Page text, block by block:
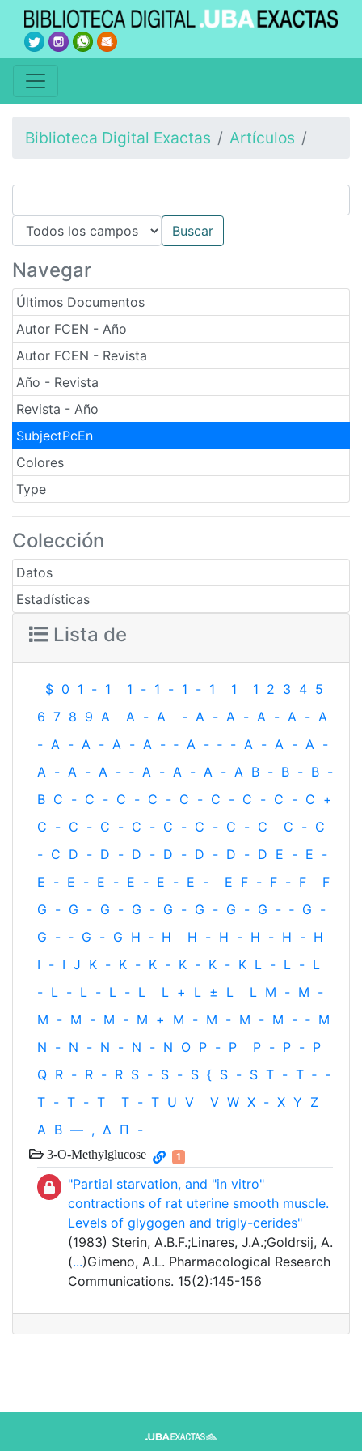
Biblioteca Digital Exactas Artículos
Navegar
Últimos Documentos
Autor FCEN - Año
Autor FCEN - Revista
Año - Revista
Revista - Año
SubjectPcEn
Colores
Type
Colección
Datos
Estadísticas
Lista de
$ 0 1 - 1 1 - 1 - 1 - 1 1 1 2 3 4 5
6 7 8 9 A A - A - A - A - A - A - A
- A - A - A - A - ‐ A - ‐ - A - A - A -
A - A - A - ‐ A - A - A - A B - B - B -
B C - C - C - C - C - C - C - C - C +
C - C - C - C - C - C - C - C C - C
- C D - D - D - D - D - D - D E - E -
E - E - E - E - E - E - E F - F - F
F
G - G - G - G - G - G - G - G - ‐ G -
G - ‐ G - G H ‐ H H - H - H - H - H
I - I J K - K - K - K - K - K L - L - L
- L - L - L - L L + L ± L L M - M -
M - M - M - M + M - M - M - M - ‐ M
N - N - N - N - N O P - P P - P - P
Q R - R - R S - S - S { S - S T - T ‐ -
T - T - T T - T U V V W X - X Y Z
Α Β — , Δ Π -
3-O-Methylglucose 1
"Partial starvation, and "in vitro"
contractions of rat uterine smooth muscle.
Levels of glygogen and trigly-cerides"
(1983) Sterin, A.B.F.;Linares, J.A.;Goldrsij, A.
(...)Gimeno, A.L. Pharmacological Research
Communications. 15(2):145-156